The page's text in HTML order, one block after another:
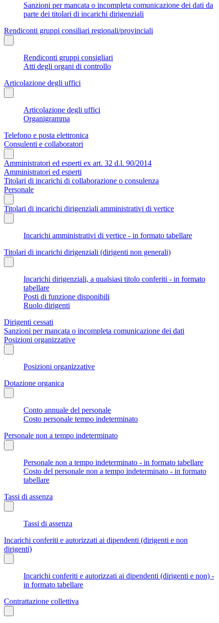
Sanzioni per mancata o incompleta comunicazione dei dati da
parte dei titolari di incarichi dirigenziali
Rendiconti gruppi consiliari regionali/provinciali
Rendiconti gruppi consigliari
Atti degli organi di controllo
Articolazione degli uffici
Articolazione degli uffici
Organigramma
Telefono e posta elettronica
Consulenti e collaboratori
Amministratori ed esperti ex art. 32 d.l. 90/2014
Amministratori ed esperti
Titolari di incarichi di collaborazione o consulenza
Personale
Titolari di incarichi dirigenziali amministrativi di vertice
Incarichi amministrativi di vertice - in formato tabellare
Titolari di incarichi dirigenziali (dirigenti non generali)
Incarichi dirigenziali, a qualsiasi titolo conferiti - in formato
tabellare
Posti di funzione disponibili
Ruolo dirigenti
Dirigenti cessati
Sanzioni per mancata o incompleta comunicazione dei dati
Posizioni organizzative
Posizioni organizzative
Dotazione organica
Conto annuale del personale
Costo personale tempo indeterminato
Personale non a tempo indeterminato
Personale non a tempo indeterminato - in formato tabellare
Costo del personale non a tempo indeterminato - in formato
tabellare
Tassi di assenza
Tassi di assenza
Incarichi conferiti e autorizzati ai dipendenti (dirigenti e non
dirigenti)
Incarichi conferiti e autorizzati ai dipendenti (dirigenti e non) -
in formato tabellare
Contrattazione collettiva